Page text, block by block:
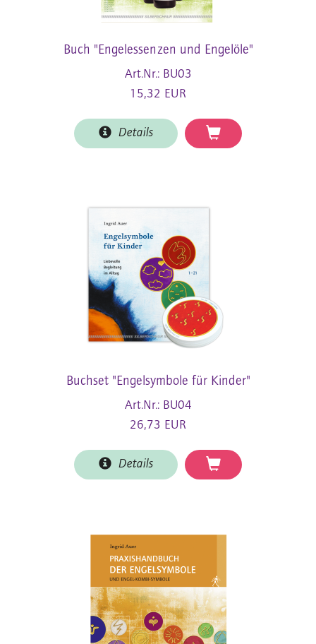
Buch "Engelessenzen und Engelöle"
Art.Nr.: BU03
15,32 EUR
Details
Buchset "Engelsymbole für Kinder"
Art.Nr.: BU04
26,73 EUR
Details